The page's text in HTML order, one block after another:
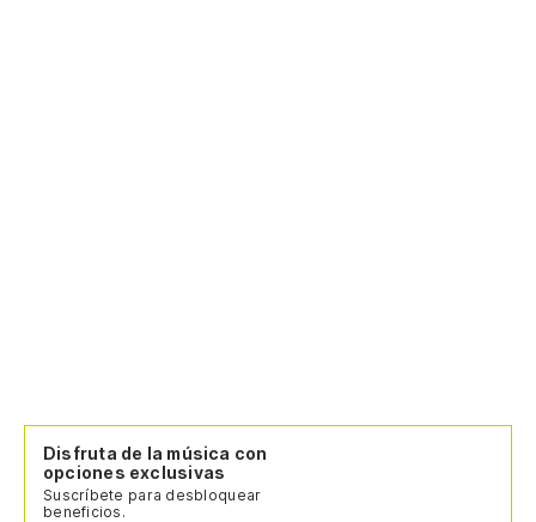
Disfruta de la música con
opciones exclusivas
Suscríbete para desbloquear
beneficios.